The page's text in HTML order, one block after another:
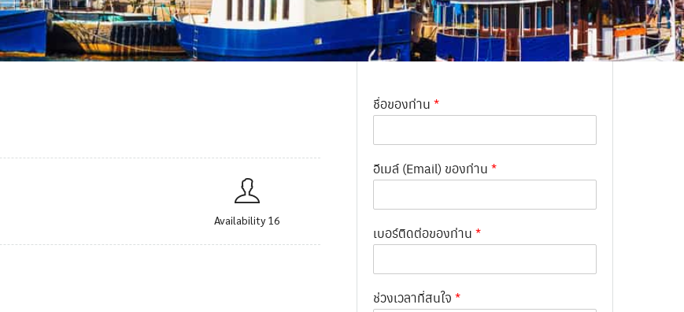
ชื่อของท่าน*
อีเมล์ (Email) ของท่าน*
เบอร์ติดต่อของท่าน*
ช่วงเวลาที่สนใจ*
Availability 16